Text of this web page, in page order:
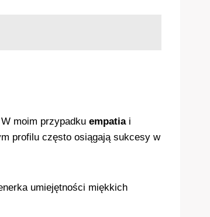
moim przypadku empatiai
profilu często osiągają sukcesy w
umiejętności miękkich